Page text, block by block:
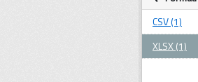
CSV (1)
XLSX (1)